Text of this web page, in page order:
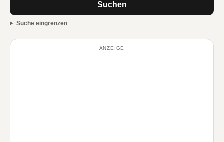
Suchen
Suche eingrenzen
ANZEIGE